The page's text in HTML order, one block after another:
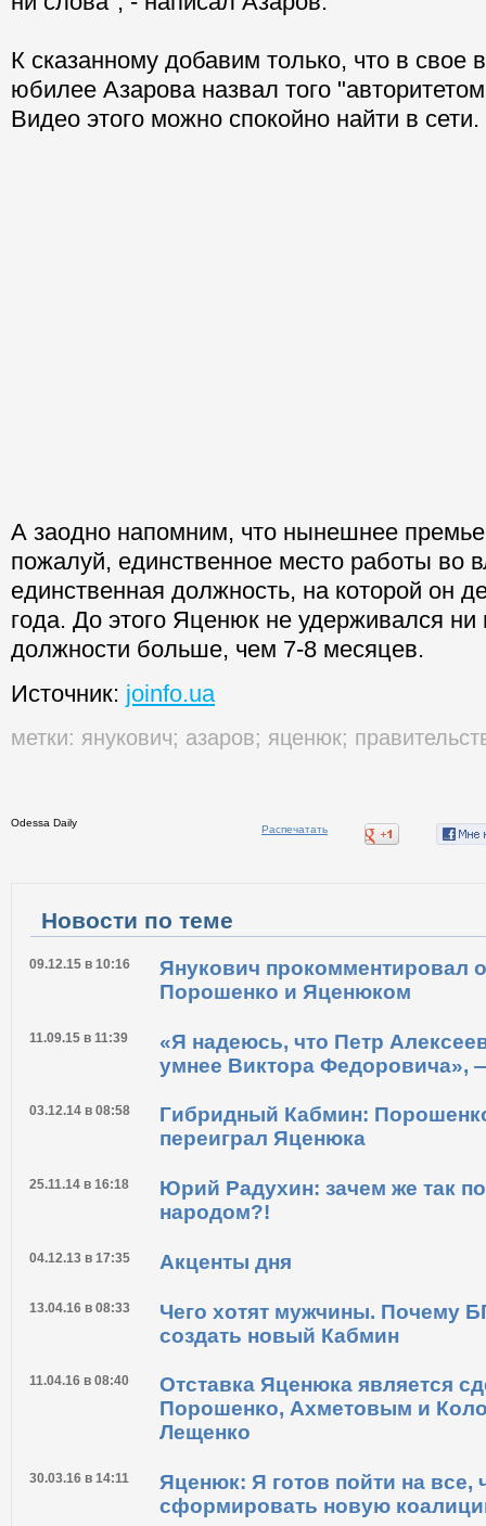
К сказанному добавим только, что в
юбилее Азарова назвал того
Видео этого можно спокойно найти в сети.
А заодно напомним, что нынешнее
пожалуй, единственное место работы во
единственная должность, на которой он
года. До этого Яценюк не удерживался ни
должности больше, чем 7-8 месяцев.
Источник: joinfo.ua
метки: янукович; азаров; яценюк;
Odessa Daily
Новости по теме
09.12.15 в 10:16
Янукович прокомментировал
Порошенко и Яценюком
11.09.15 в 11:39
«Я надеюсь, что Петр
умнее Виктора Федоровича»,
03.12.14 в 08:58
Гибридный Кабмин:
переиграл Яценюка
25.11.14 в 16:18
Юрий Радухин: зачем же так
народом?!
Акценты дня
13.04.16 в 08:33
Чего хотят мужчины. Почему
создать новый Кабмин
Отставка Яценюка является
Порошенко, Ахметовым и
Лещенко